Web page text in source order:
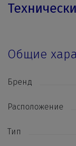
Общие
Бренд
Расположение
Тип